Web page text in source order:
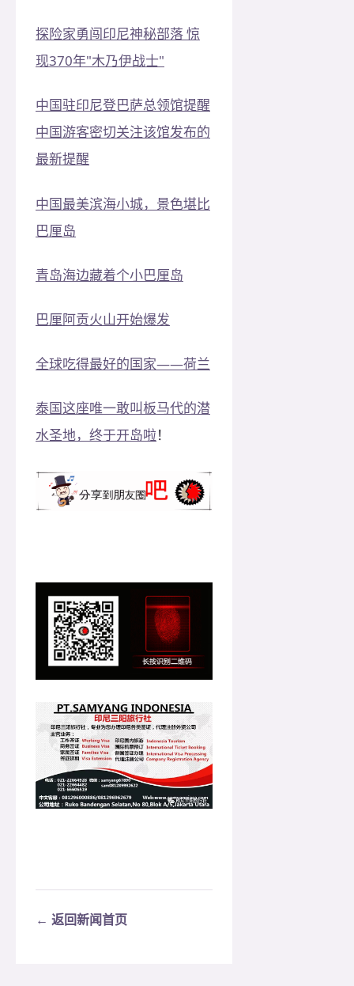
探险家勇闯印尼神秘部落 惊
现370年"木乃伊战士"
中国驻印尼登巴萨总领馆提醒
中国游客密切关注该馆发布的
最新提醒
中国最美滨海小城，景色堪比
巴厘岛
青岛海边藏着个小巴厘岛
巴厘阿贡火山开始爆发
全球吃得最好的国家——荷兰
泰国这座唯一敢叫板马代的潜
水圣地，终于开岛啦！
← 返回新闻首页